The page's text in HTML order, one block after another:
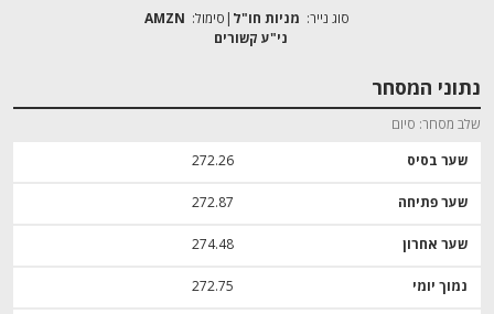
סוג נייר: מניות חו"ל סימול: AMZN
נתוני המסחר
שלב מסחר סיום
שער בסיס 272.26
שער פתיחה 272.87
שער אחרון 274.48
נמוך יומי 272.75